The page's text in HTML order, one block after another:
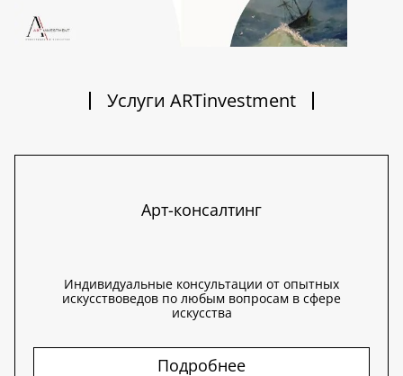
Услуги ARTinvestment
Арт-консалтинг
Индивидуальные консультации от опытных
искусствоведов по любым вопросам в сфере
искусства
Подробнее